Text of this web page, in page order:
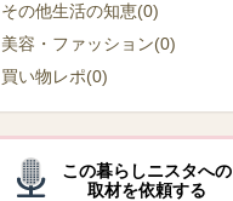
その他生活の知恵(0)
美容・ファッション(0)
買い物レポ(0)
この暮らしニスタへの
取材を依頼する